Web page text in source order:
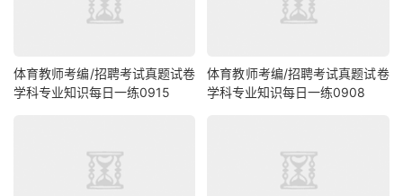
体育教师考编/招聘考试真题试卷
学科专业知识每日一练0915
体育教师考编/招聘考试真题试卷
学科专业知识每日一练0908